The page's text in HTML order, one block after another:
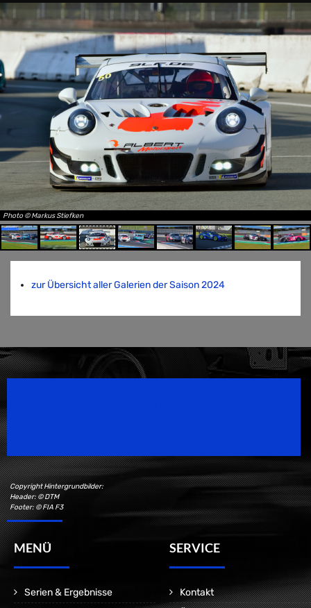
Photo © Markus Stiefken
zur Übersicht aller Galerien der Saison 2024
Copyright Hintergrundbilder:
Header: © DTM
Footer: © FIA F3
MENÜ
Serien & Ergebnisse
SERVICE
Kontakt